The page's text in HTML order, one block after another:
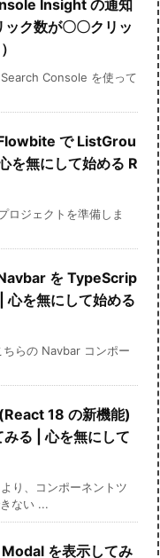
Insight の通知
ック数が〇〇クリッ
Console を使って
で ListGrou
を無にして始める R
ジェクトを準備しま
を TypeScrip
心を無にして始める
らの Navbar コンポー
18 の新機能)
る | 心を無にして
り、コンポーネントツ
ない ...
を表示してみ